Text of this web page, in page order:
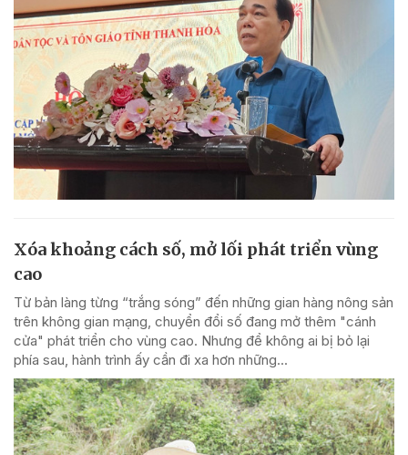
Xóa khoảng cách số, mở lối phát triển vùng
cao
Từ bản làng từng “trắng sóng” đến những gian hàng nông sản
trên không gian mạng, chuyển đổi số đang mở thêm "cánh
cửa" phát triển cho vùng cao. Nhưng để không ai bị bỏ lại
phía sau, hành trình ấy cần đi xa hơn những...